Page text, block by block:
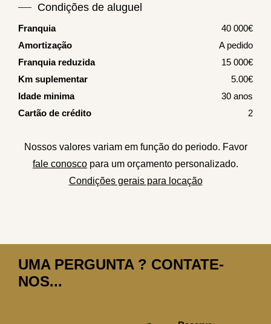
Condições de aluguel
Franquia
40 000€
Amortização
A pedido
Franquia reduzida
15 000€
Km suplementar
5.00€
Idade minima
30 anos
Cartão de crédito
2
Nossos valores variam em função do periodo. Favor
fale conosco para um orçamento personalizado.
Condições gerais para locação
UMA PERGUNTA ? CONTATE-
NOS...